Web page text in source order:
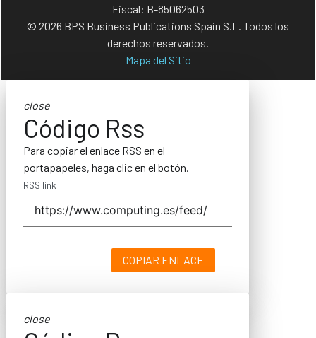
Fiscal: B-85062503
© 2026 BPS Business Publications Spain S.L. Todos los
derechos reservados.
Mapa del Sitio
close
Código Rss
Para copiar el enlace RSS en el
portapapeles, haga clic en el botón.
RSS link
COPIAR ENLACE
close